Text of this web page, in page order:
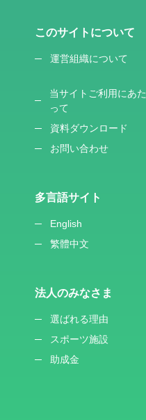
このサイトについて
運営組織について
当サイトご利用にあた
って
資料ダウンロード
お問い合わせ
多言語サイト
English
繁體中文
法人のみなさま
選ばれる理由
スポーツ施設
助成金